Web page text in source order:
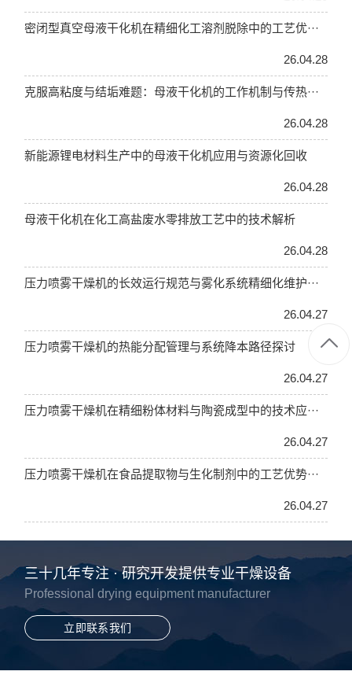
密闭型真空母液干化机在精细化工溶剂脱除中的工艺优···
26.04.28
克服高粘度与结垢难题：母液干化机的工作机制与传热···
26.04.28
新能源锂电材料生产中的母液干化机应用与资源化回收
26.04.28
母液干化机在化工高盐废水零排放工艺中的技术解析
26.04.28
压力喷雾干燥机的长效运行规范与雾化系统精细化维护···
26.04.27
压力喷雾干燥机的热能分配管理与系统降本路径探讨
26.04.27
压力喷雾干燥机在精细粉体材料与陶瓷成型中的技术应···
26.04.27
压力喷雾干燥机在食品提取物与生化制剂中的工艺优势···
26.04.27
三十几年专注 · 研究开发提供专业干燥设备
Professional drying equipment manufacturer
立即联系我们